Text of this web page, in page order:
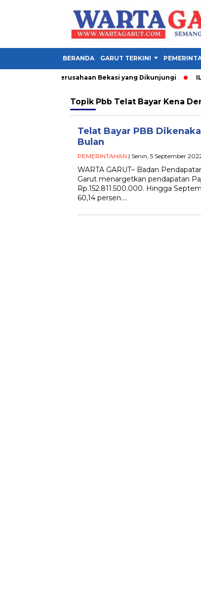
BERANDA GARUT TERKINI
Garut, Ini 3 Perusahaan Bekasi yang Dikunjungi
Topik Pbb Telat Bayar Kena
Telat Bayar PBB
Bulan
PEMERINTAHAN | Senin, 5 September
WARTA GARUT– Badan
Garut menargetkan pendapatan
Rp.152.811.500.000. Hingga
60,14 persen….